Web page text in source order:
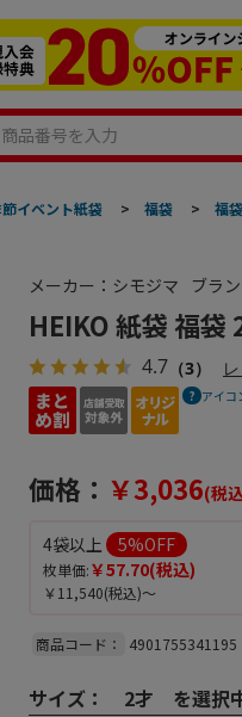
イベント紙袋 > 福袋 > 福
メーカー：シモジマ ブラ
HEIKO 紙袋 福袋
4.7 （3）
アイコ
価格： ￥3,036(税
4袋以上 5%OFF
枚単価:￥57.70(税込)
￥11,540(税込)～
商品コード： 4901755341195
サイズ： 2才 を選択